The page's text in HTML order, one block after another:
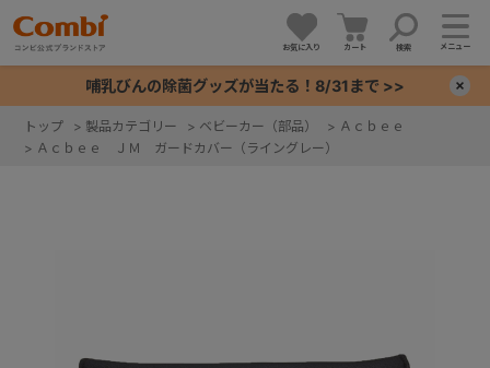
お気に入り カート 検索 メニュー
哺乳びんの除菌グッズが当たる！8/31まで >>
トップ > 製品カテゴリー > ベビーカー（部品） > Ａｃｂｅｅ
> Ａｃｂｅｅ ＪＭ ガードカバー（ライングレー）